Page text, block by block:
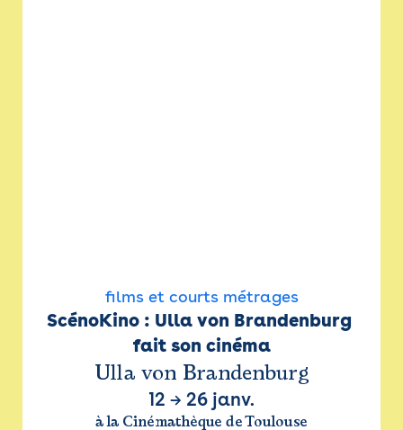
films et courts métrages
ScénoKino : Ulla von Brandenburg
fait son cinéma
Ulla von Brandenburg
12 → 26 janv.
à la Cinémathèque de Toulouse